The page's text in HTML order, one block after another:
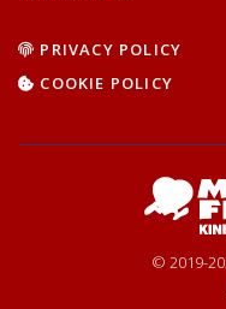
PRIVACY POLICY
COOKIE POLICY
© 2019-